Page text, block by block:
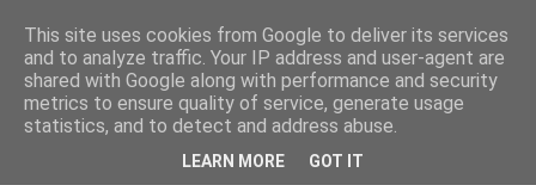
This site uses cookies from Google to deliver its services
and to analyze traffic. Your IP address and user-agent are
shared with Google along with performance and security
metrics to ensure quality of service, generate usage
statistics, and to detect and address abuse.
LEARN MORE GOT IT